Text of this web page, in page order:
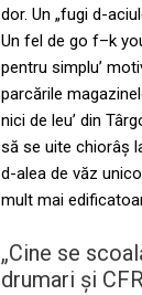
dor. Un „fugi d-
Un fel de go f–k
pentru simplu’
parcările
nici de leu’ din
să se uite chiorâș
d-alea de văz
mult mai
„Cine se
drumari și